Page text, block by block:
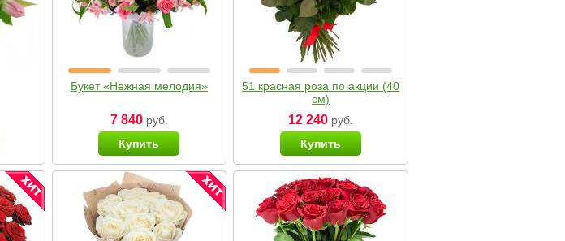
Букет «Нежная мелодия»
7 840руб.
Купить
51 красная роза по акции (40
см)
12 240 руб.
Купить